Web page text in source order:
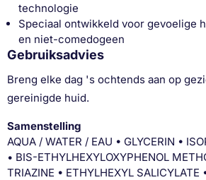
technologie
Speciaal ontwikkeld voor gevoelige
en niet-comedogeen
Gebruiksadvies
Breng elke dag 's ochtends aan op
gereinigde huid.
Samenstelling
AQUA / WATER / EAU • GLYCERIN •
• BIS-ETHYLHEXYLOXYPHENOL
TRIAZINE • ETHYLHEXYL SALICYLATE